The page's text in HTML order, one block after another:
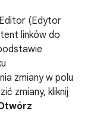
(Edytor
linków do
zmiany w polu
zmiany, kliknij